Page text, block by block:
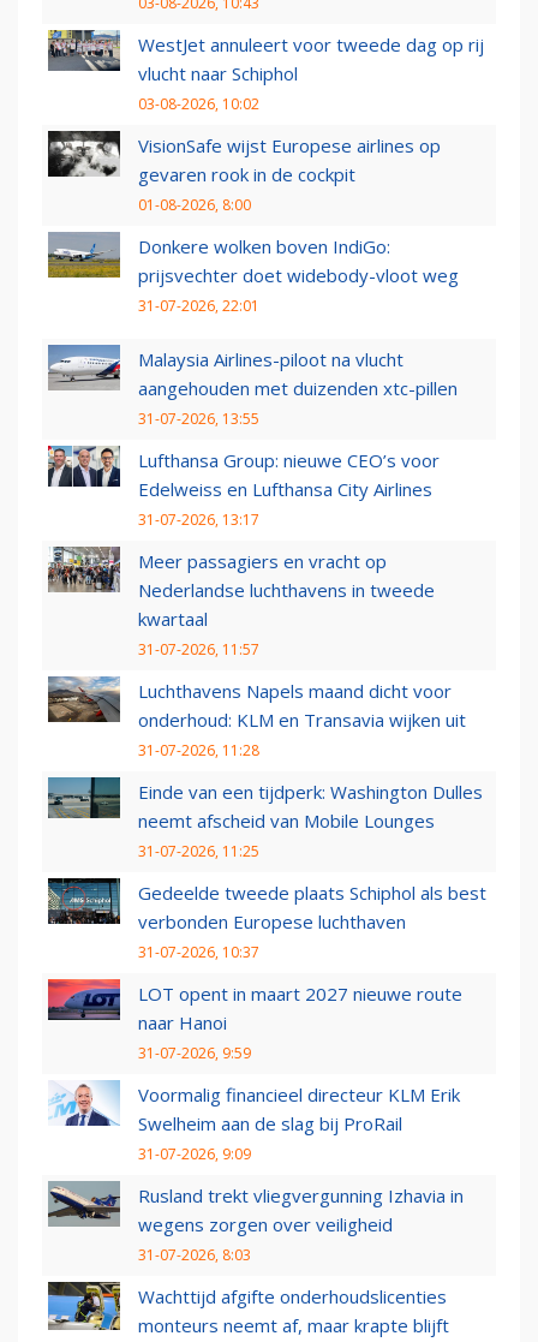
WestJet annuleert voor tweede dag op rij
vlucht naar Schiphol
03-08-2026, 10:02
VisionSafe wijst Europese airlines op
gevaren rook in de cockpit
01-08-2026, 8:00
Donkere wolken boven IndiGo:
prijsvechter doet widebody-vloot weg
31-07-2026, 22:01
Malaysia Airlines-piloot na vlucht
aangehouden met duizenden xtc-pillen
31-07-2026, 13:55
Lufthansa Group: nieuwe CEO’s voor
Edelweiss en Lufthansa City Airlines
31-07-2026, 13:17
Meer passagiers en vracht op
Nederlandse luchthavens in tweede
kwartaal
31-07-2026, 11:57
Luchthavens Napels maand dicht voor
onderhoud: KLM en Transavia wijken uit
31-07-2026, 11:28
Einde van een tijdperk: Washington Dulles
neemt afscheid van Mobile Lounges
31-07-2026, 11:25
Gedeelde tweede plaats Schiphol als best
verbonden Europese luchthaven
31-07-2026, 10:37
LOT opent in maart 2027 nieuwe route
naar Hanoi
31-07-2026, 9:59
Voormalig financieel directeur KLM Erik
Swelheim aan de slag bij ProRail
31-07-2026, 9:09
Rusland trekt vliegvergunning Izhavia in
wegens zorgen over veiligheid
31-07-2026, 8:03
Wachttijd afgifte onderhoudslicenties
monteurs neemt af, maar krapte blijft